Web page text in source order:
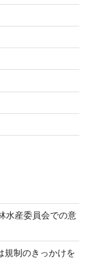
水産委員会での意
規制のきっかけを